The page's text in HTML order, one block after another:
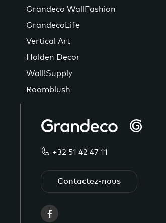
Grandeco WallFashion
GrandecoLife
Vertical Art
Holden Decor
Wall!Supply
Roomblush
+32 51 42 47 11
Contactez-nous